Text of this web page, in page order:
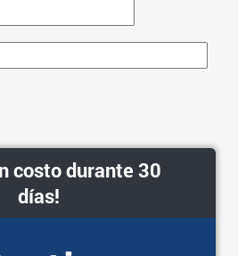
costo durante 30
días!